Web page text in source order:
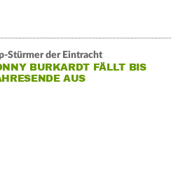
Stürmer der Eintracht
BURKARDT FÄLLT BIS
AUS